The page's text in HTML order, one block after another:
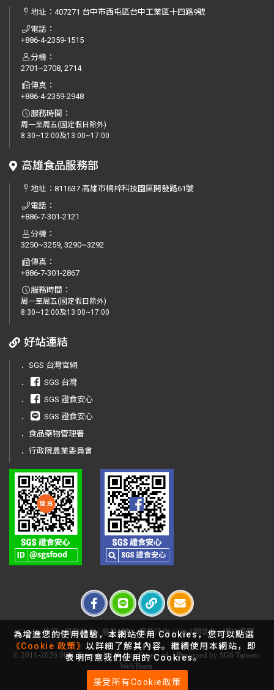
地址：407271 台中市西屯區台中工業區十四路9號
電話：
+886-4-2359-1515
分機：
2701~2708, 2714
傳真：
+886-4-2359-2948
服務時間：
周一至周五(國定假日除外)
8:30~12:00及13:00~17:00
高雄食品服務部
地址：811637 高雄市楠梓科技園區開發路61號
電話：
+886-7-301-2121
分機：
3250~3259, 3290~3292
傳真：
+886-7-301-2867
服務時間：
周一至周五(國定假日除外)
8:30~12:00及13:00~17:00
好站連結
． SGS 台灣官網
．
SGS 台灣
．
SGS 證食安心
．
SGS 證食安心
． 食品藥物管理署
． 行政院農業委員會
Cookie政策 |服務條款 | 服務據點 |服務洽詢 |Q&A問答集 |網站導覽
© 2011-2026 SGS. Taiwan All Rights Reserved. | Designed by SGS Taiwan
WebTeam
為增進您的使用體驗，本網站使用 Cookies，您可以點選
《Cookie 政策》以詳細了解其內容。繼續使用本網站，即
表明同意我們使用的 Cookies。
接受所有Cookie政策